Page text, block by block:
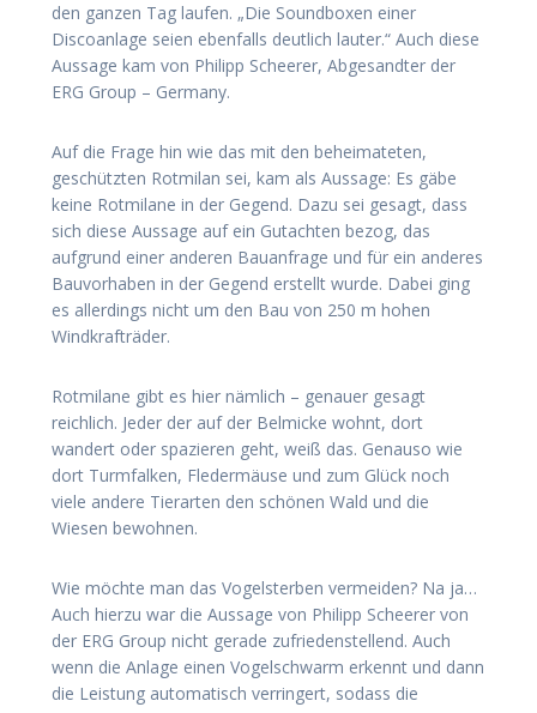
den ganzen Tag laufen. „Die Soundboxen einer
Discoanlage seien ebenfalls deutlich lauter.“ Auch diese
Aussage kam von Philipp Scheerer, Abgesandter der
ERG Group – Germany.
Auf die Frage hin wie das mit den beheimateten,
geschützten Rotmilan sei, kam als Aussage: Es gäbe
keine Rotmilane in der Gegend. Dazu sei gesagt, dass
sich diese Aussage auf ein Gutachten bezog, das
aufgrund einer anderen Bauanfrage und für ein anderes
Bauvorhaben in der Gegend erstellt wurde. Dabei ging
es allerdings nicht um den Bau von 250 m hohen
Windkrafträder.
Rotmilane gibt es hier nämlich – genauer gesagt
reichlich. Jeder der auf der Belmicke wohnt, dort
wandert oder spazieren geht, weiß das. Genauso wie
dort Turmfalken, Fledermäuse und zum Glück noch
viele andere Tierarten den schönen Wald und die
Wiesen bewohnen.
Wie möchte man das Vogelsterben vermeiden? Na ja…
Auch hierzu war die Aussage von Philipp Scheerer von
der ERG Group nicht gerade zufriedenstellend. Auch
wenn die Anlage einen Vogelschwarm erkennt und dann
die Leistung automatisch verringert, sodass die